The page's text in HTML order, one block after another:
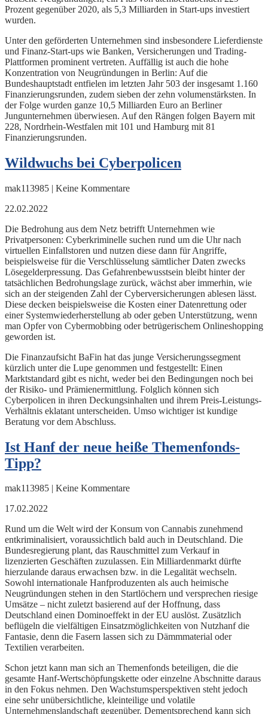
Prozent gegenüber 2020, als 5,3 Milliarden in Start-ups investiert
wurden.
Unter den geförderten Unternehmen sind insbesondere Lieferdienste
und Finanz-Start-ups wie Banken, Versicherungen und Trading-
Plattformen prominent vertreten. Auffällig ist auch die hohe
Konzentration von Neugründungen in Berlin: Auf die
Bundeshauptstadt entfielen im letzten Jahr 503 der insgesamt 1.160
Finanzierungsrunden, zudem sieben der zehn volumenstärksten. In
der Folge wurden ganze 10,5 Milliarden Euro an Berliner
Jungunternehmen überwiesen. Auf den Rängen folgen Bayern mit
228, Nordrhein-Westfalen mit 101 und Hamburg mit 81
Finanzierungsrunden.
Wildwuchs bei Cyberpolicen
mak113985 | Keine Kommentare
22.02.2022
Die Bedrohung aus dem Netz betrifft Unternehmen wie
Privatpersonen: Cyberkriminelle suchen rund um die Uhr nach
virtuellen Einfallstoren und nutzen diese dann für Angriffe,
beispielsweise für die Verschlüsselung sämtlicher Daten zwecks
Lösegelderpressung. Das Gefahrenbewusstsein bleibt hinter der
tatsächlichen Bedrohungslage zurück, wächst aber immerhin, wie
sich an der steigenden Zahl der Cyberversicherungen ablesen lässt.
Diese decken beispielsweise die Kosten einer Datenrettung oder
einer Systemwiederherstellung ab oder geben Unterstützung, wenn
man Opfer von Cybermobbing oder betrügerischem Onlineshopping
geworden ist.
Die Finanzaufsicht BaFin hat das junge Versicherungssegment
kürzlich unter die Lupe genommen und festgestellt: Einen
Marktstandard gibt es nicht, weder bei den Bedingungen noch bei
der Risiko- und Prämienermittlung. Folglich können sich
Cyberpolicen in ihren Deckungsinhalten und ihrem Preis-Leistungs-
Verhältnis eklatant unterscheiden. Umso wichtiger ist kundige
Beratung vor dem Abschluss.
Ist Hanf der neue heiße Themenfonds-
Tipp?
mak113985 | Keine Kommentare
17.02.2022
Rund um die Welt wird der Konsum von Cannabis zunehmend
entkriminalisiert, voraussichtlich bald auch in Deutschland. Die
Bundesregierung plant, das Rauschmittel zum Verkauf in
lizenzierten Geschäften zuzulassen. Ein Milliardenmarkt dürfte
hierzulande daraus erwachsen bzw. in die Legalität wechseln.
Sowohl internationale Hanfproduzenten als auch heimische
Neugründungen stehen in den Startlöchern und versprechen riesige
Umsätze – nicht zuletzt basierend auf der Hoffnung, dass
Deutschland einen Dominoeffekt in der EU auslöst. Zusätzlich
beflügeln die vielfältigen Einsatzmöglichkeiten von Nutzhanf die
Fantasie, denn die Fasern lassen sich zu Dämmmaterial oder
Textilien verarbeiten.
Schon jetzt kann man sich an Themenfonds beteiligen, die die
gesamte Hanf-Wertschöpfungskette oder einzelne Abschnitte daraus
in den Fokus nehmen. Den Wachstumsperspektiven steht jedoch
eine sehr unübersichtliche, kleinteilige und volatile
Unternehmenslandschaft gegenüber. Dementsprechend kann sich